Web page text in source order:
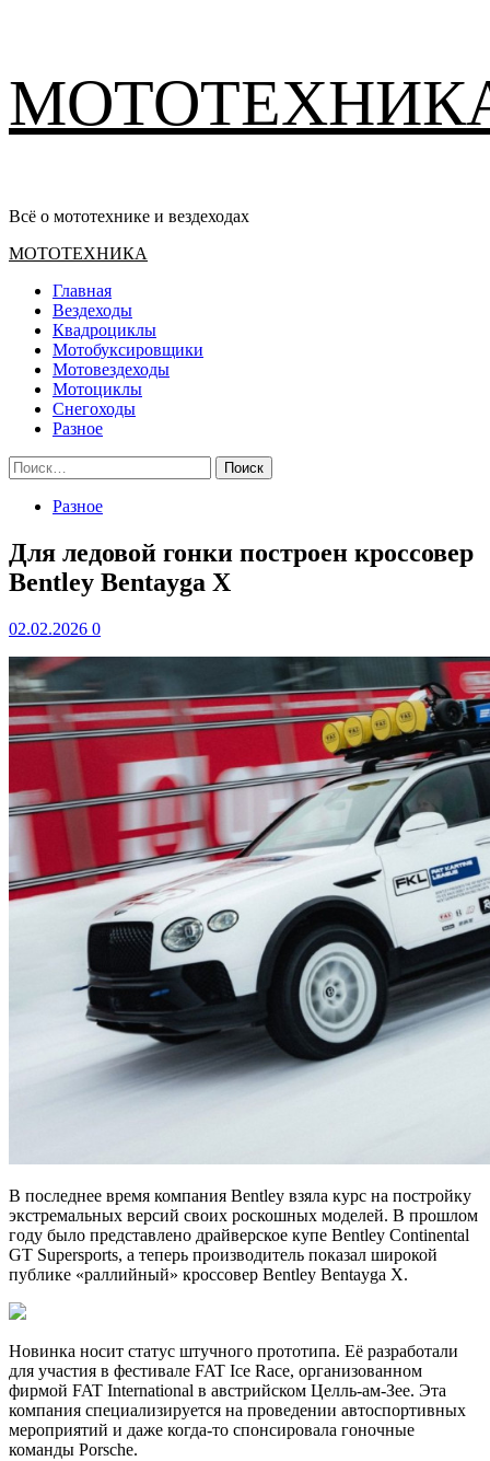
содержимому
Всё о мототехнике и вездеходах
Основное
МОТОТЕХНИКА
Главная
Вездеходы
Квадроциклы
Мотобуксировщики
Мотовездеходы
Мотоциклы
Снегоходы
Разное
Найти:
Разное
Для ледовой гонки построен кроссовер
Bentley Bentayga X
02.02.2026 0
В последнее время компания Bentley взяла курс на постройку
экстремальных версий своих роскошных моделей. В прошлом
году было представлено драйверское купе Bentley Continental
GT Supersports, а теперь производитель показал широкой
публике «раллийный» кроссовер Bentley Bentayga X.
Новинка носит статус штучного прототипа. Её разработали
для участия в фестивале FAT Ice Race, организованном
фирмой FAT International в австрийском Целль‑ам‑Зее. Эта
компания специализируется на проведении автоспортивных
мероприятий и даже когда‑то спонсировала гоночные
команды Porsche.